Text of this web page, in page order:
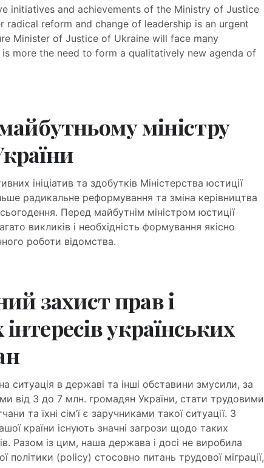
initiatives and achievements of the Ministry of Justice
radical reform and change of leadership is an urgent
Minister of Justice of Ukraine will face many
more the need to form a qualitatively new agenda of
міністру
ініціатив та здобутків Міністерства юстиції
радикальне реформування та зміна керівництва
Перед майбутнім міністром юстиції
викликів і необхідність формування якісно
роботи відомства.
захист прав і
українських
ситуація в державі та інші обставини змусили, за
від 3 до 7 млн. громадян України, стати трудовими
та їхні сім’ї є заручниками такої ситуації. З
країни існують значні загрози щодо таких
Разом із цим, наша держава і досі не виробила
політики (policy) стосовно питань трудової міграції,